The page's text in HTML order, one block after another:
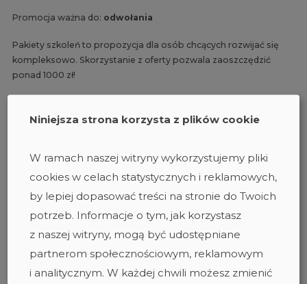
Promocja ważna do: odwołania
Pakiety szkoleń to propozycja dla osób chcących rozwijać się
kompleksowo. Skorzystanie z oferty pozwala zaoszczędzić
ponad 1000 zł!
09 lipca 2025
Zyskaj 1280 zł netto - pakiet
szkoleń CSNA + CSNE
w promocyjnej cenie!
Teraz pakiet w formule online lub stacjonarnej dostępny jest
w cenie 5900 zł netto, co oznacza oszczędność aż 1280 zł
Niniejsza strona korzysta z plików cookie
W ramach naszej witryny wykorzystujemy pliki
cookies w celach statystycznych i reklamowych,
by lepiej dopasować treści na stronie do Twoich
potrzeb. Informacje o tym, jak korzystasz
z naszej witryny, mogą być udostępniane
partnerom społecznościowym, reklamowym
i analitycznym. W każdej chwili możesz zmienić